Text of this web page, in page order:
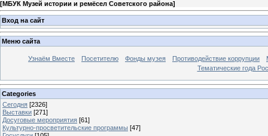
[МБУК Музей истории и ремёсел Советского района]
Вход на сайт
Меню сайта
Узнаём Вместе Посетителю Фонды музея Противодействие коррупции
Тематические года
Categories
Сегодня [2326]
Выставки [271]
Досуговые мероприятия [61]
Культурно-просветительские программы [47]